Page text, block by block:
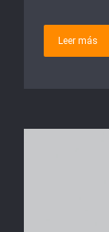
Leer más